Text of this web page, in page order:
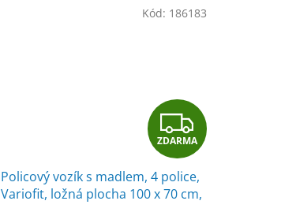
Z
D
A
ZDARMA
Policový vozík s madlem, 4 police,
Variofit, ložná plocha 100 x 70 cm,
Kód: 186183